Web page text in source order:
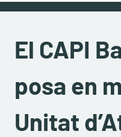
El CAPI
posa en
Unitat